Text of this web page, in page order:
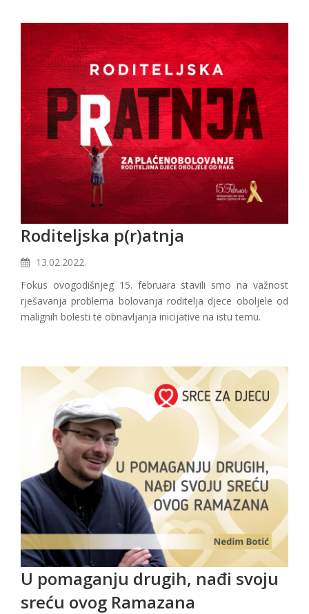
Roditeljska p(r)atnja
13.02.2022.
Fokus ovogodišnjeg 15. februara stavili smo na važnost
rješavanja problema bolovanja roditelja djece oboljele od
malignih bolesti te obnavljanja inicijative na istu temu.
U pomaganju drugih, nađi svoju
sreću ovog Ramazana